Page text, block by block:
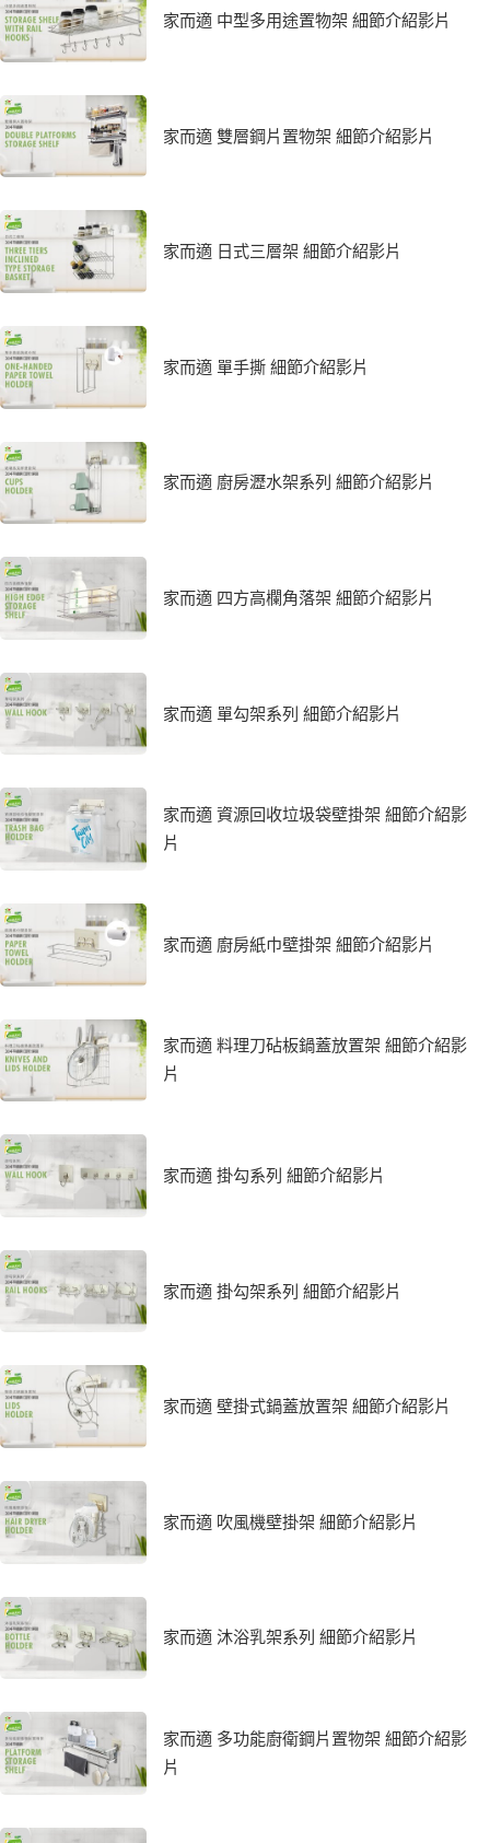
家而適 中型多用途置物架 細節介紹影片
家而適 雙層鋼片置物架 細節介紹影片
家而適 日式三層架 細節介紹影片
家而適 單手撕 細節介紹影片
家而適 廚房瀝水架系列 細節介紹影片
家而適 四方高欄角落架 細節介紹影片
家而適 單勾架系列 細節介紹影片
家而適 資源回收垃圾袋壁掛架 細節介紹影
片
家而適 廚房紙巾壁掛架 細節介紹影片
家而適 料理刀砧板鍋蓋放置架 細節介紹影
片
家而適 掛勾系列 細節介紹影片
家而適 掛勾架系列 細節介紹影片
家而適 壁掛式鍋蓋放置架 細節介紹影片
家而適 吹風機壁掛架 細節介紹影片
家而適 沐浴乳架系列 細節介紹影片
家而適 多功能廚衛鋼片置物架 細節介紹影
片